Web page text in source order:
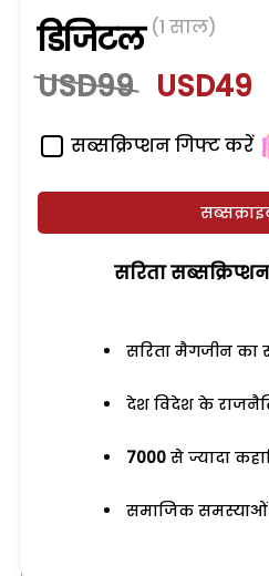
डिजिटल (1 साल)
USD99 USD49
सब्सक्रिप्शन गिफ्ट करें
सरिता
सरिता मैगजीन का
देश विदेश के
7000 से ज्यादा
समाजिक